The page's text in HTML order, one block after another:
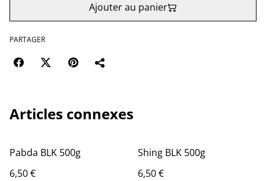
Ajouter au panier
PARTAGER
Articles connexes
Pabda BLK 500g
6,50 €
Shing BLK 500g
6,50 €